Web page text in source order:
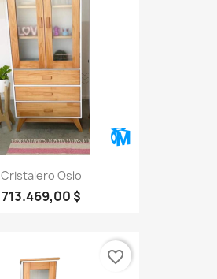
Cristalero Oslo
713.469,00 $
favorite_border